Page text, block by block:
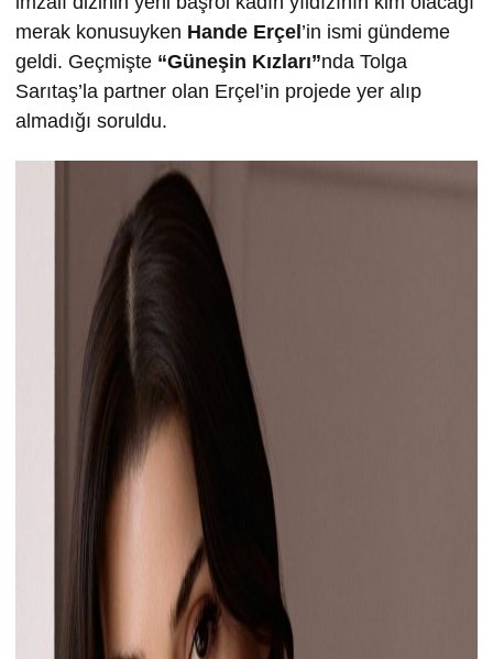
merak konusuyken Hande Erçel ’in ismi gündeme
geldi. Geçmişte “Güneşin Kızları”nda Tolga
Sarıtaş’la partner olan Erçel’in projede yer alıp
almadığı soruldu.